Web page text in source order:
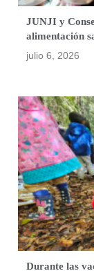
JUNJI y
alimentación
julio 6, 2026
Durante las